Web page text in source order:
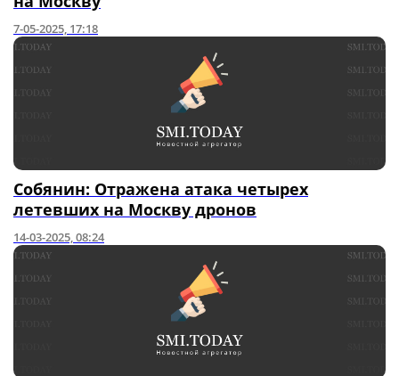
7-05-2025, 17:18
Собянин: Отражена атака четырех
летевших на Москву дронов
14-03-2025, 08:24